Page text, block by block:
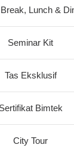
Lunch &
Seminar Kit
Tas Eksklusif
Sertifikat Bimtek
City Tour